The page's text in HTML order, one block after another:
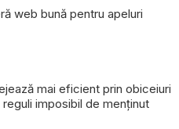
web bună pentru apeluri
mai eficient prin obiceiuri
imposibil de menținut